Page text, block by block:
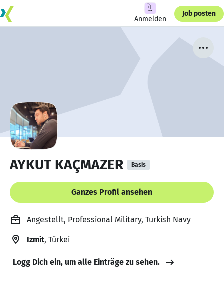
Anmelden
Job posten
AYKUT KAÇMAZER Basis
Ganzes Profil ansehen
Angestellt, Professional Military, Turkish Navy
Izmit, Türkei
Logg Dich ein, um alle Einträge zu sehen.